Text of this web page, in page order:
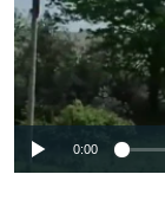
No
0:00